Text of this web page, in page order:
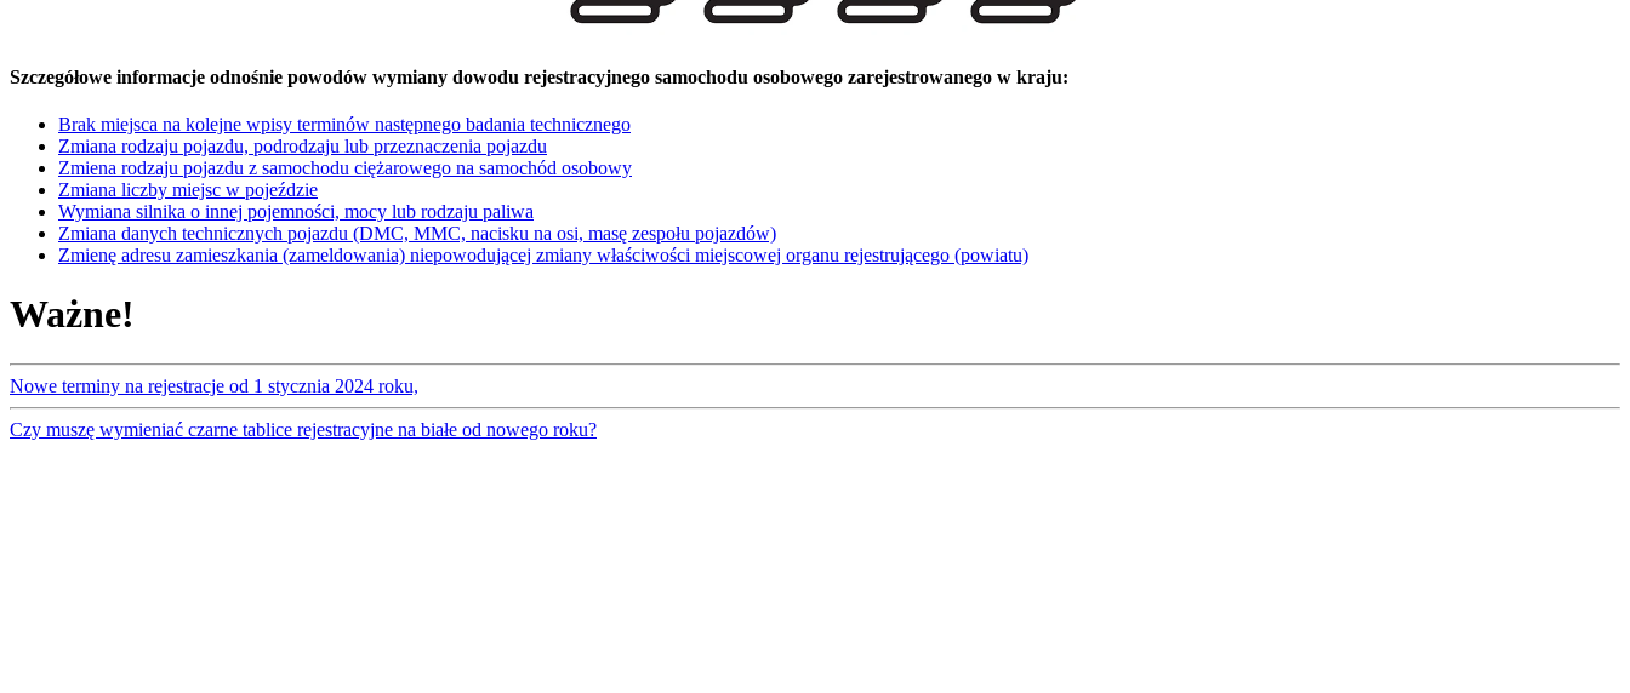
Szczegółowe informacje odnośnie powodów wymiany dowodu rejestracyjnego samochodu osobowego zarejestrowanego w kraju:
Brak miejsca na kolejne wpisy terminów następnego badania technicznego
Zmiana rodzaju pojazdu, podrodzaju lub przeznaczenia pojazdu
Zmiena rodzaju pojazdu z samochodu ciężarowego na samochód osobowy
Zmiana liczby miejsc w pojeździe
Wymiana silnika o innej pojemności, mocy lub rodzaju paliwa
Zmiana danych technicznych pojazdu (DMC, MMC, nacisku na osi, masę zespołu pojazdów)
Zmienę adresu zamieszkania (zameldowania) niepowodującej zmiany właściwości miejscowej organu rejestrującego (powiatu)
Ważne!
Nowe terminy na rejestracje od 1 stycznia 2024 roku,
Czy muszę wymieniać czarne tablice rejestracyjne na białe od nowego roku?